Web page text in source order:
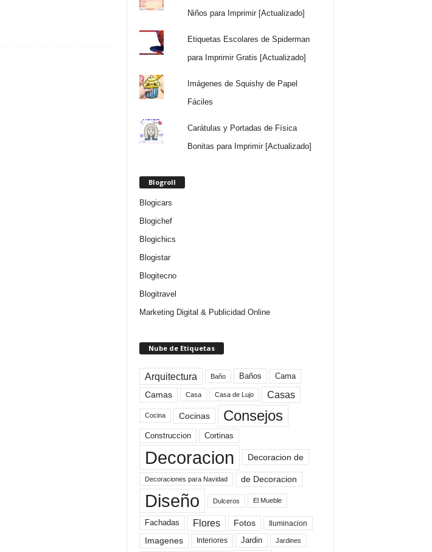
Niños para Imprimir [Actualizado]
Etiquetas Escolares de Spiderman
para Imprimir Gratis [Actualizado]
Imágenes de Squishy de Papel
Fáciles
Carátulas y Portadas de Física
Bonitas para Imprimir [Actualizado]
Blogroll
Blogicars
Blogichef
Blogichics
Blogistar
Blogitecno
Blogitravel
Marketing Digital & Publicidad Online
Nube de Etiquetas
Arquitectura Baño Baños Cama
Camas Casa Casa de Lujo Casas
Cocina Cocinas Consejos
Construccion Cortinas
Decoracion Decoracion de
Decoraciones para Navidad de Decoracion
Diseño Dulceros El Mueble
Fachadas Flores Fotos Iluminacion
Imagenes Interiores Jardin Jardines